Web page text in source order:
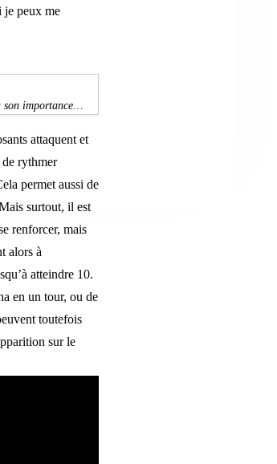
je peux me
son importance…
attaquent et
rythmer
permet aussi de
surtout, il est
renforcer, mais
alors à
atteindre 10.
en un tour, ou de
toutefois
sur le